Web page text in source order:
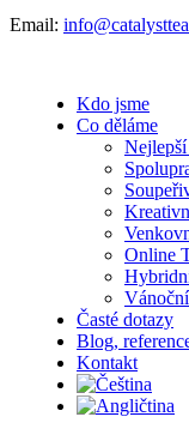
Email:
Kdo jsme
Co děláme
Online
Časté dotazy
Blog,
Kontakt